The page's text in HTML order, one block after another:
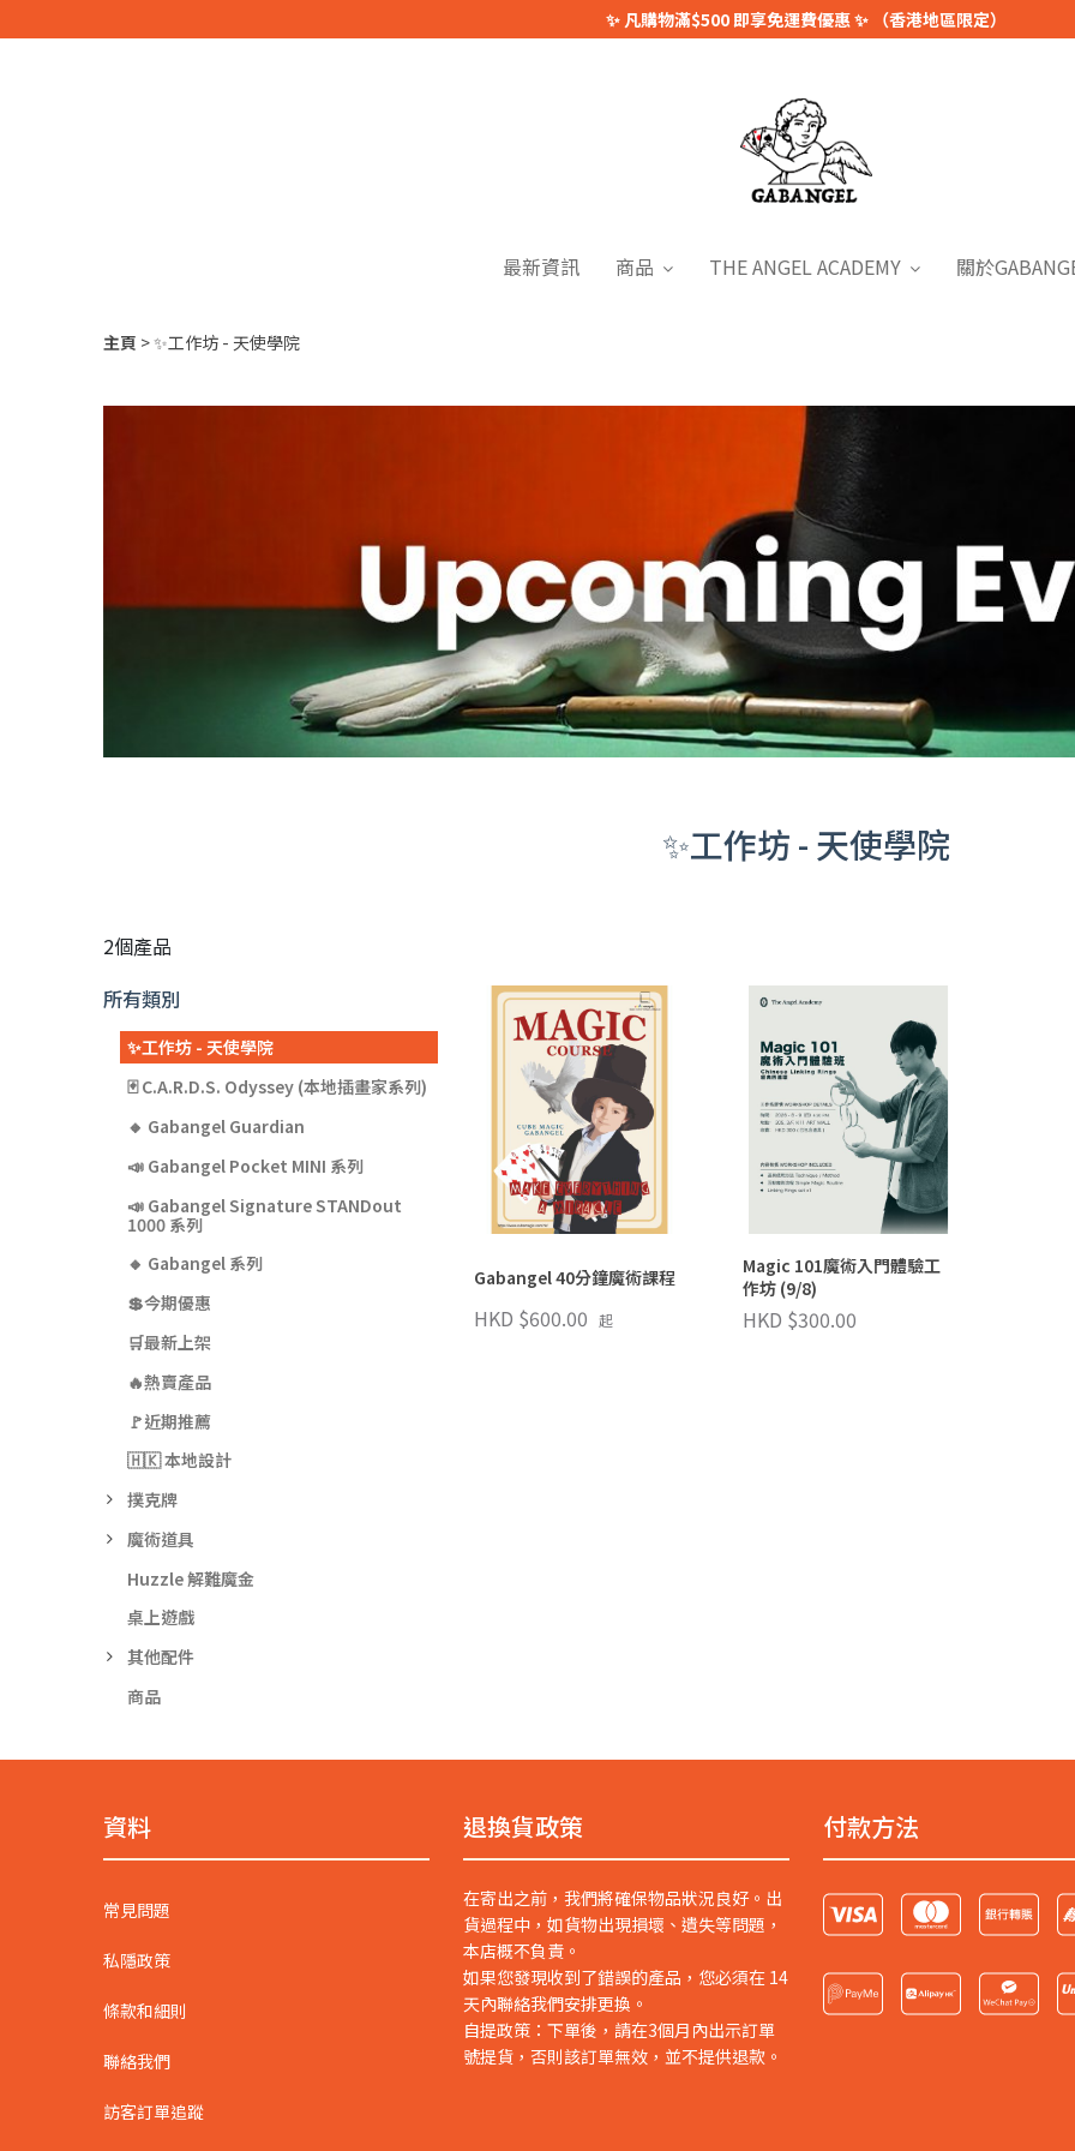
✨ 凡購物滿$500 即享免運費優惠 ✨ （香港地區限定）
最新資訊 商品 THE ANGEL ACADEMY 關於
主頁 ✨工作坊 - 天使學院
✨工作坊 - 天使學院
2個產品
所有類別
✨工作坊 - 天使學院
🃏 C.A.R.D.S. Odyssey (本地插畫家系列)
🔸 Gabangel Guardian
📣 Gabangel Pocket MINI 系列
📣 Gabangel Signature STANDout
1000 系列
🔸 Gabangel 系列
💲今期優惠
🛒最新上架
🔥熱賣產品
🚩近期推薦
🇭🇰 本地設計
撲克牌
魔術道具
Huzzle 解難魔金
桌上遊戲
其他配件
商品
Gabangel 40分鐘魔術課程
HKD $600.00 起
Magic 101魔術入門體驗工
作坊 (9/8)
HKD $300.00
資料
常見問題
私隱政策
條款和細則
聯絡我們
訪客訂單追蹤
退換貨政策
在寄出之前，我們將確保物品狀況良好。出
貨過程中，如貨物出現損壞、遺失等問題，
本店概不負責。
如果您發現收到了錯誤的產品，您必須在 14
天內聯絡我們安排更換。
自提政策：下單後，請在3個月內出示訂單
號提貨，否則該訂單無效，並不提供退款。
付款方法